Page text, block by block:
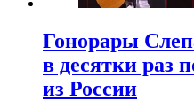
Гонорары
в десятки раз
из России